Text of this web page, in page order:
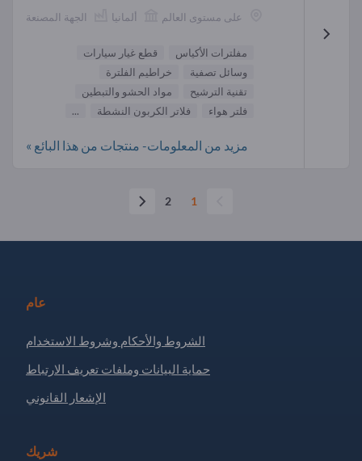
الجهة المصنعة ألمانيا على مستوى العالم
مفلترات الأكياس
قطع غيار سيارات
وسائل تصفية
خراطيم الفلترة
تقنية الترشيح
مواد الحشو والتبطين
فلتر هواء
فلاتر الكربون النشطة ...
مزيد من المعلومات- منتجات من هذا البائع »
1
2
عام
الشروط والأحكام وشروط الاستخدام
حماية البيانات وملفات تعريف الارتباط
الإشعار القانوني
شريك